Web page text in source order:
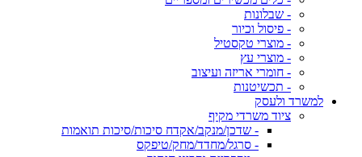
- שבלונות
- פיסול וכיור
- מוצרי טקסטיל
- מוצרי עץ
- חומרי אריזה ועיצוב
- תכשיטנות
למשרד ולעסק
ציוד משרדי מקיף
- שדכן/מנקב/אקדח סיכות/סיכות תואמות
- סרגל/מחדד/מחק/טיפקס